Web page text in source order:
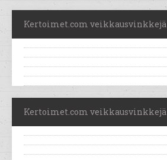
Kertoimet.com veikkausvinkkejä
Kertoimet.com veikkausvinkkejä